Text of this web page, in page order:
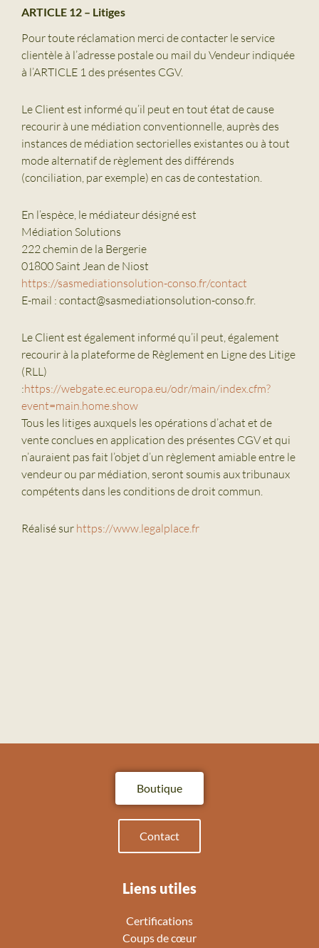
ARTICLE 12 – Litiges
Pour toute réclamation merci de contacter le service
clientèle à l’adresse postale ou mail du Vendeur indiquée
à l’ARTICLE 1 des présentes CGV.
Le Client est informé qu’il peut en tout état de cause
recourir à une médiation conventionnelle, auprès des
instances de médiation sectorielles existantes ou à tout
mode alternatif de règlement des différends
(conciliation, par exemple) en cas de contestation.
En l’espèce, le médiateur désigné est
Médiation Solutions
222 chemin de la Bergerie
01800 Saint Jean de Niost
https://sasmediationsolution-conso.fr/contact
E-mail : contact@sasmediationsolution-conso.fr.
Le Client est également informé qu’il peut, également
recourir à la plateforme de Règlement en Ligne des Litige
(RLL)
:https://webgate.ec.europa.eu/odr/main/index.cfm?
event=main.home.show
Tous les litiges auxquels les opérations d’achat et de
vente conclues en application des présentes CGV et qui
n’auraient pas fait l’objet d’un règlement amiable entre le
vendeur ou par médiation, seront soumis aux tribunaux
compétents dans les conditions de droit commun.
Réalisé sur https://www.legalplace.fr
Liens utiles
Certifications
Coups de cœur
Boutique
Contact